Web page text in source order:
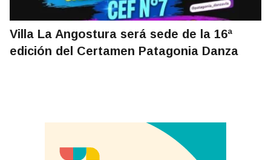
Villa La Angostura será sede de la 16ª
edición del Certamen Patagonia Danza